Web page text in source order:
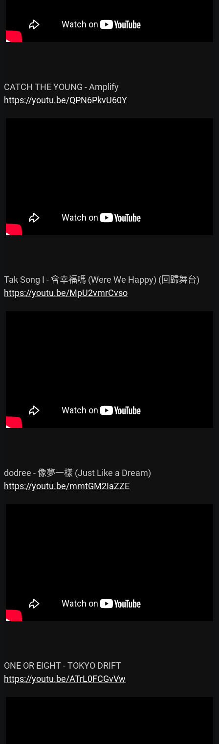
https://youtu.be/QPN6PkvU60Y
https://youtu.be/MpU2vmrCvso
https://youtu.be/mmtGM2IaZZE
https://youtu.be/ATrL0FCGvVw